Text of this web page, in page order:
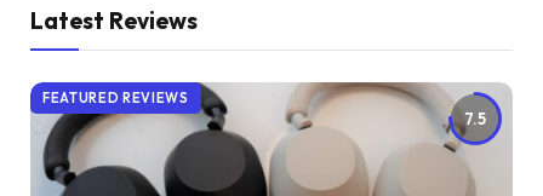
Latest Reviews
7.5
FEATURED REVIEWS